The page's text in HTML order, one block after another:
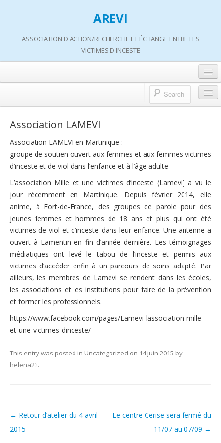
AREVI
ASSOCIATION D'ACTION/RECHERCHE ET ÉCHANGE ENTRE LES
VICTIMES D'INCESTE
A propos d’AREVI
Les groupes de paroles
Les ateliers
S’informer
Adhérer
Nous soutenir
Nous contacter
Politique de cookies (UE)
Qui sommes-nous ?
Travaux AREVI
Adhérer
Pour les bénévoles
Nous faire connaître
Dépliant de présentation
Les groupes de paroles
Groupes de parole à Paris
Groupes de parole à Rouen
Groupes de parole à Toulouse
Compte rendu des groupes de paroles
Thèmes abordés lors des groupes de parole
Association LAMEVI
Association LAMEVI en Martinique :
groupe de soutien ouvert aux femmes et aux femmes victimes
d’inceste et de viol dans l’enfance et à l’âge adulte
L’association Mille et une victimes d’inceste (Lamevi) a vu le
jour récemment en Martinique. Depuis février 2014, elle
anime, à Fort-de-France, des groupes de parole pour des
jeunes femmes et hommes de 18 ans et plus qui ont été
victimes de viol et d’inceste dans leur enfance. Une antenne a
ouvert à Lamentin en fin d’année dernière. Les témoignages
médiatiques ont levé le tabou de l’inceste et permis aux
victimes d’accéder enfin à un parcours de soins adapté. Par
ailleurs, les membres de Lamevi se rendent dans les écoles,
les associations et les institutions pour faire de la prévention
et former les professionnels.
https://www.facebook.com/pages/Lamevi-lassociation-mille-
et-une-victimes-dinceste/
This entry was posted in Uncategorized on 14 juin 2015 by
helena23.
Post navigation
← Retour d’atelier du 4 avril
2015
Le centre Cerise sera fermé du
11/07 au 07/09 →